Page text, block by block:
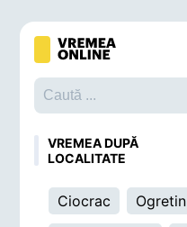
VREMEA DUPĂ
LOCALITATE
Ciocrac Ogretin